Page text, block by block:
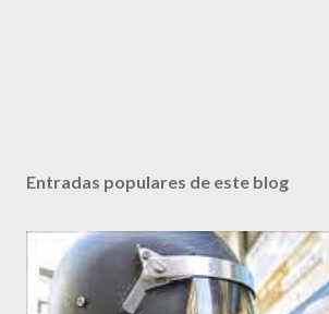
b
Entradas populares de este blog